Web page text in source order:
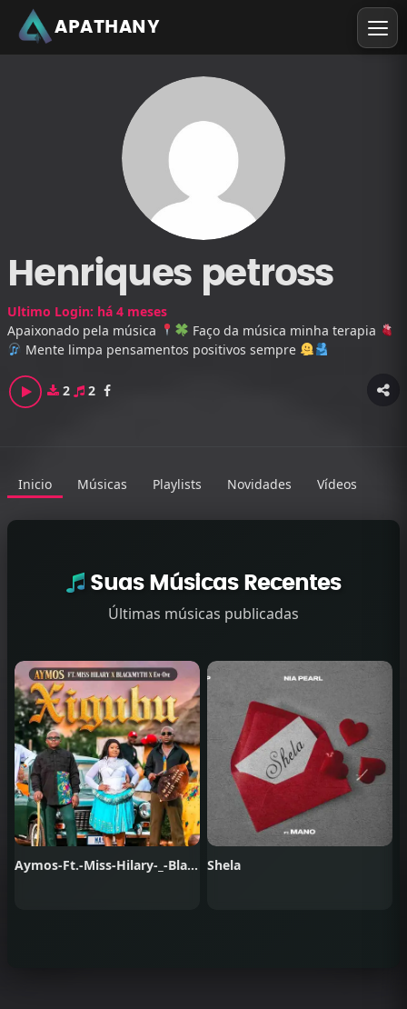
APATHANY
Henriques petross
Ultimo Login: há 4 meses
Apaixonado pela música
Faço da música minha terapia
Mente limpa pensamentos positivos sempre
2 2
Inicio Músicas Playlists Novidades Vídeos
Suas Músicas Recentes
Últimas músicas publicadas
Aymos-Ft.-Miss-Hilary-_-Blackmyth-_-Em-One-Xigubu Shela